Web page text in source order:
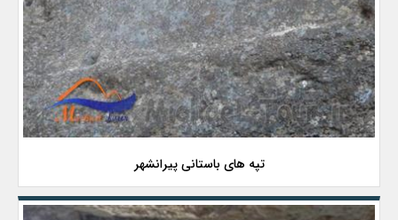
تپه های باستانی پیرانشهر